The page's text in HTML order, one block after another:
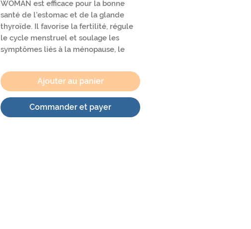
WOMAN est efficace pour la bonne
santé de l'estomac et de la glande
thyroïde. Il favorise la fertilité, régule
le cycle menstruel et soulage les
symptômes liés à la ménopause, le
douleurs liés aux règles. Il est
composé de pierre de
luneet mookaite. Sa taille est réglable
de 18 à 23cm grâce à sa chaîne de
rallonge en acier inoxydable. Ce
Ajouter au panier
Commander et payer